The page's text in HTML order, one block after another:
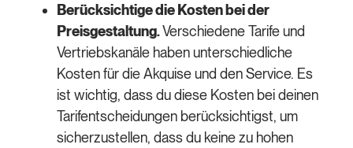
Berücksichtige die Kosten bei der
Preisgestaltung.Verschiedene Tarife und
Vertriebskanäle haben unterschiedliche
Kosten für die Akquise und den Service. Es
ist wichtig, dass du diese Kosten bei deinen
Tarifentscheidungen berücksichtigst, um
sicherzustellen, dass du keine zu hohen